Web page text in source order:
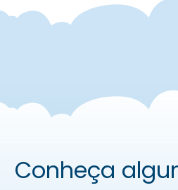
Conheça